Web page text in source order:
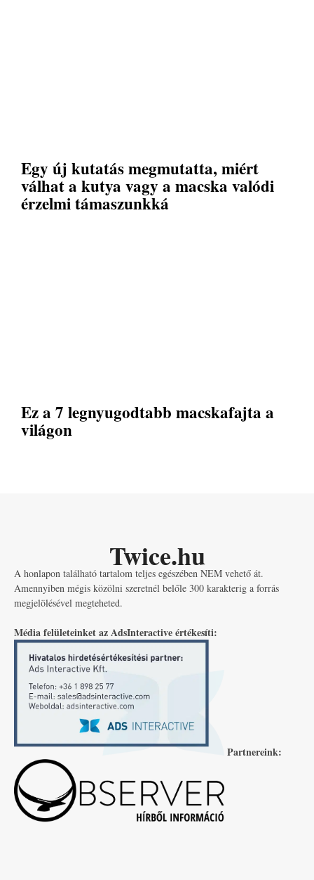
Egy új kutatás megmutatta, miért
válhat a kutya vagy a macska valódi
érzelmi támaszunkká
Ez a 7 legnyugodtabb macskafajta a
világon
Twice.hu
A honlapon található tartalom teljes egészében NEM vehető át.
Amennyiben mégis közölni szeretnél belőle 300 karakterig a forrás
megjelölésével megteheted.
Média felületeinket az AdsInteractive értékesíti:
Partnereink: